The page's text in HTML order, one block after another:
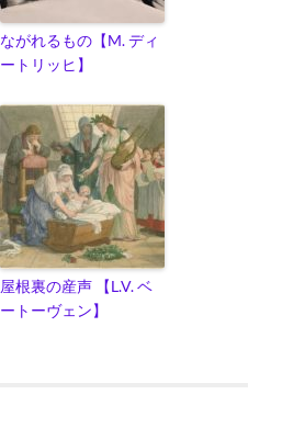
ながれるもの【M. ディ
ートリッヒ】
屋根裏の産声 【L.V. ベ
ートーヴェン】